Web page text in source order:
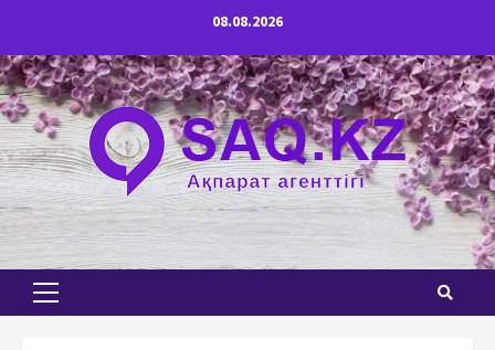
содержимому
08.08.2026
Основное